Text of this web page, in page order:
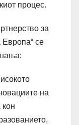
процес.
за
Европа“ се
на
кон